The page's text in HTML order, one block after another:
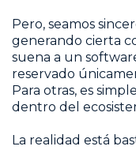
Pero, seamos
generando cierta
suena a un
reservado
Para otras, es
dentro del
La realidad está